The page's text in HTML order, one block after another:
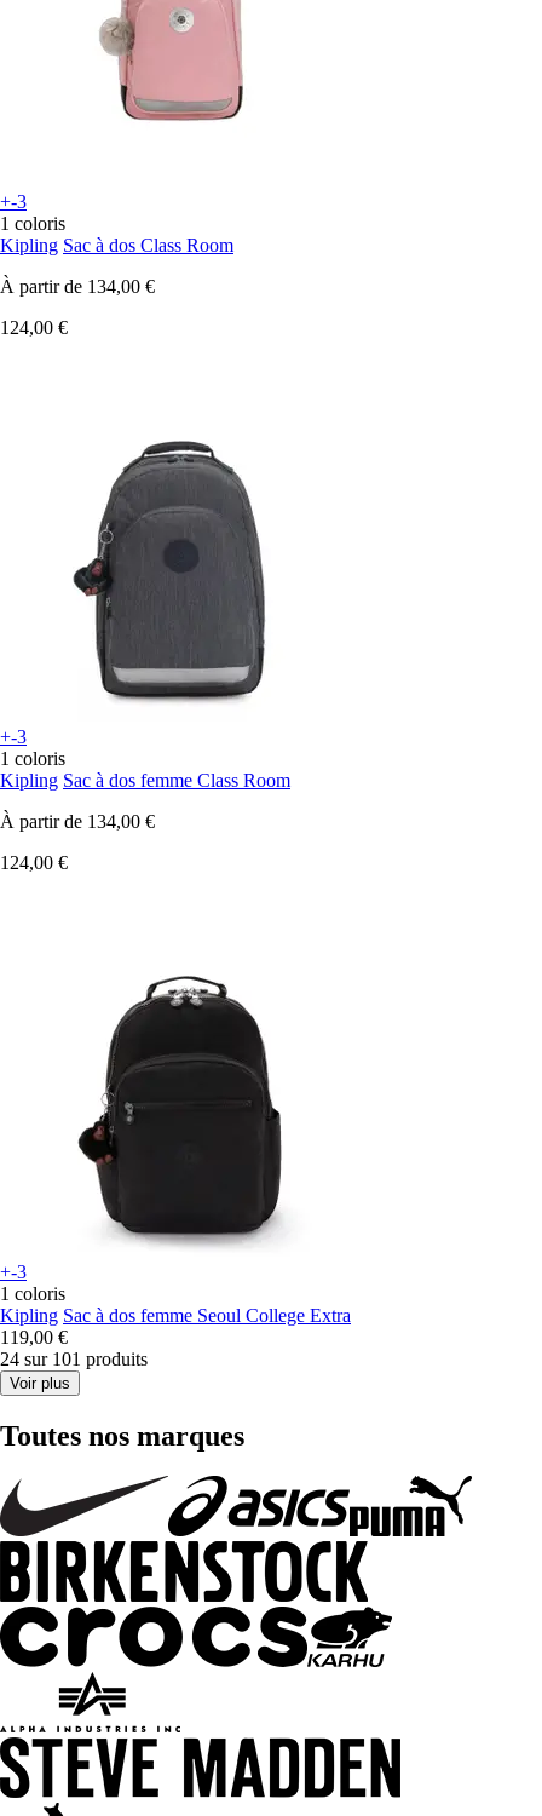
+-3
1 coloris
Kipling Sac à dos Class Room
À partir de 134,00 €
124,00 €
+-3
1 coloris
Kipling Sac à dos femme Class Room
À partir de 134,00 €
124,00 €
+-3
1 coloris
Kipling Sac à dos femme Seoul College Extra
119,00 €
24 sur 101 produits
Voir plus
Toutes nos marques